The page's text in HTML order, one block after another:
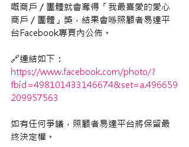
嘅商戶／團體就會奪得「我最喜愛的愛心
商戶／團體」獎，結果會喺照顧者易達平
台Facebook專頁內公佈。
🔗連結如下：
https://www.facebook.com/photo/?
fbid=498101433146674&set=a.496659
209957563
如有任何爭議，照顧者易達平台將保留最
終決定權。